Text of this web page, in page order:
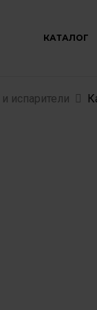
КАТАЛОГ
испарители